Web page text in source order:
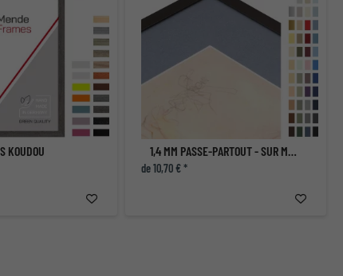
KOUDOU 1,4 MM PASSE-PARTOUT - SUR MESURE
de 10,70 € *